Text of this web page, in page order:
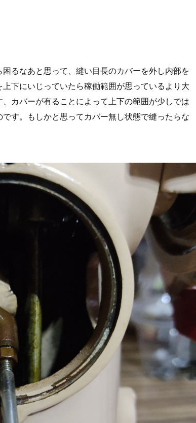
るなあと思って、縫い目長のカバーを外し内部を
下にいじっていたら稼働範囲が思っているより大
カバーが有ることによって上下の範囲が少しでは
す。もしかと思ってカバー無し状態で縫ったらな